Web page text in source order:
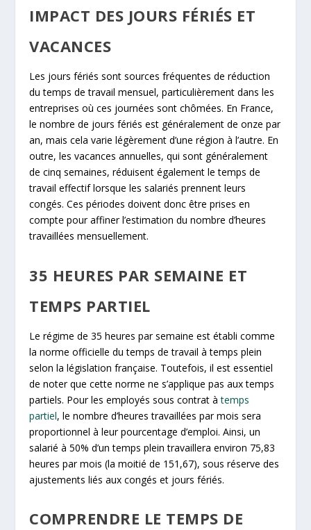
IMPACT DES JOURS FÉRIÉS ET
VACANCES
Les jours fériés sont sources fréquentes de réduction
du temps de travail mensuel, particulièrement dans les
entreprises où ces journées sont chômées. En France,
le nombre de jours fériés est généralement de onze par
an, mais cela varie légèrement d’une région à l’autre. En
outre, les vacances annuelles, qui sont généralement
de cinq semaines, réduisent également le temps de
travail effectif lorsque les salariés prennent leurs
congés. Ces périodes doivent donc être prises en
compte pour affiner l’estimation du nombre d’heures
travaillées mensuellement.
35 HEURES PAR SEMAINE ET
TEMPS PARTIEL
Le régime de 35 heures par semaine est établi comme
la norme officielle du temps de travail à temps plein
selon la législation française. Toutefois, il est essentiel
de noter que cette norme ne s’applique pas aux temps
partiels. Pour les employés sous contrat àtemps
partiel, le nombre d’heures travaillées par mois sera
proportionnel à leur pourcentage d’emploi. Ainsi, un
salarié à 50% d’un temps plein travaillera environ 75,83
heures par mois (la moitié de 151,67), sous réserve des
ajustements liés aux congés et jours fériés.
COMPRENDRE LE TEMPS DE